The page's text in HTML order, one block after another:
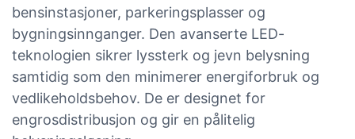
bensinstasjoner, parkeringsplasser og
bygningsinnganger. Den avanserte LED-
teknologien sikrer lyssterk og jevn belysning
samtidig som den minimerer energiforbruk og
vedlikeholdsbehov. De er designet for
engrosdistribusjon og gir en pålitelig